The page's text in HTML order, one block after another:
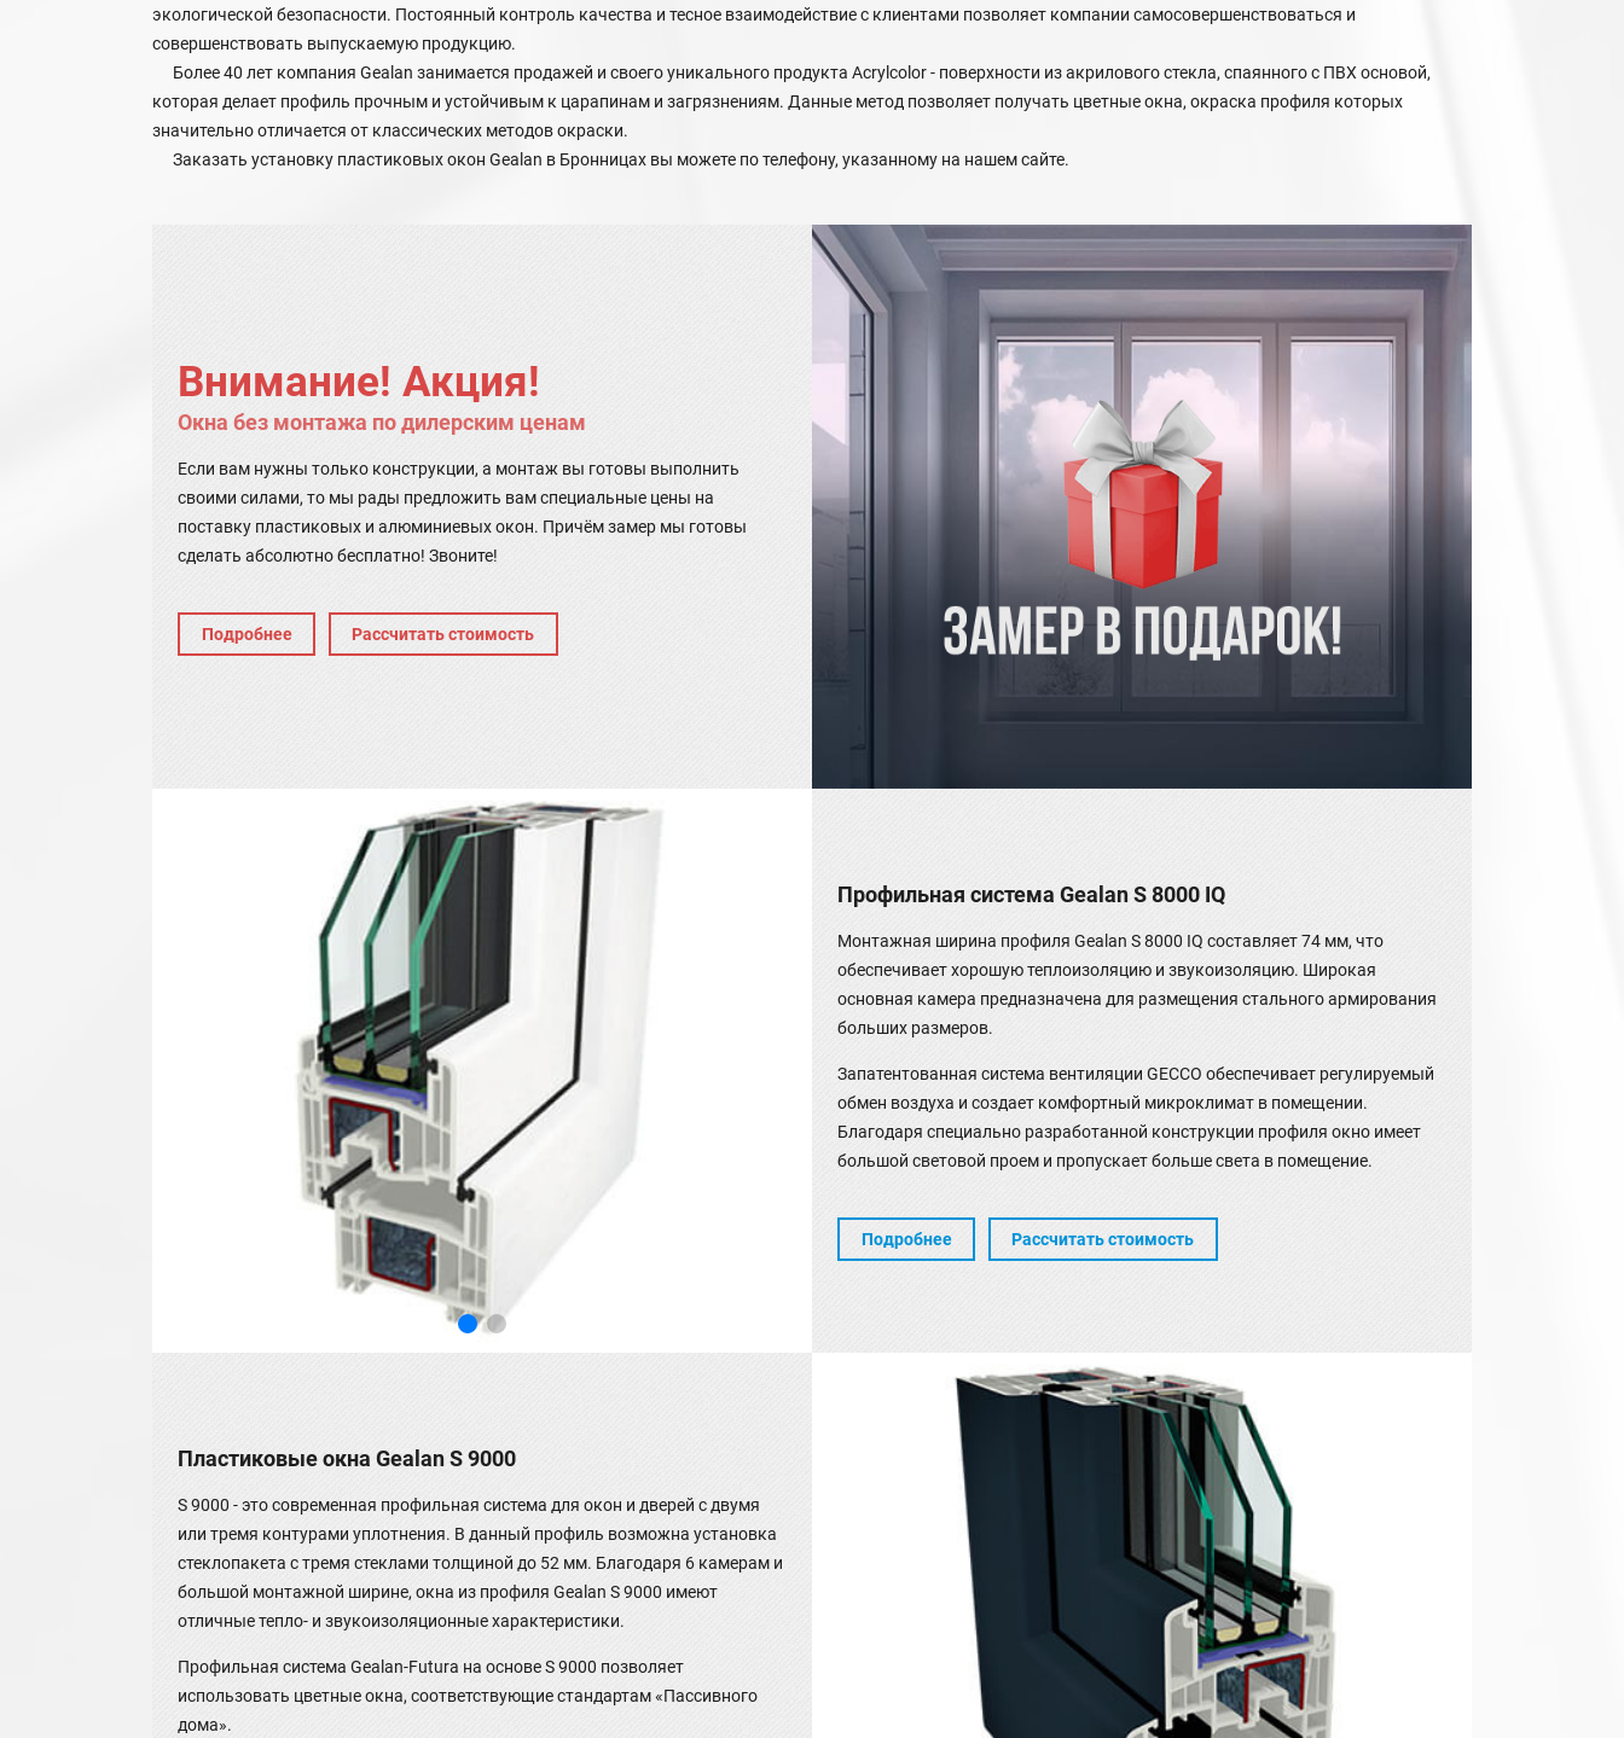
экологической безопасности. Постоянный контроль качества и тесное взаимодействие с клиентами позволяет компании самосовершенствоваться и
совершенствовать выпускаемую продукцию.
Более 40 лет компания Gealan занимается продажей и своего уникального продукта Acrylcolor - поверхности из акрилового стекла, спаянного с ПВХ основой,
которая делает профиль прочным и устойчивым к царапинам и загрязнениям. Данные метод позволяет получать цветные окна, окраска профиля которых
значительно отличается от классических методов окраски.
Заказать установку пластиковых окон Gealan в Бронницах вы можете по телефону, указанному на нашем сайте.
Внимание! Акция!
Окна без монтажа по дилерским ценам
Если вам нужны только конструкции, а монтаж вы готовы выполнить
своими силами, то мы рады предложить вам специальные цены на
поставку пластиковых и алюминиевых окон. Причём замер мы готовы
сделать абсолютно бесплатно! Звоните!
Подробнее Рассчитать стоимость
Профильная система Gealan S 8000 IQ
Монтажная ширина профиля Gealan S 8000 IQ составляет 74 мм, что
обеспечивает хорошую теплоизоляцию и звукоизоляцию. Широкая
основная камера предназначена для размещения стального армирования
больших размеров.
Запатентованная система вентиляции GECCO обеспечивает регулируемый
обмен воздуха и создает комфортный микроклимат в помещении.
Благодаря специально разработанной конструкции профиля окно имеет
большой световой проем и пропускает больше света в помещение.
Подробнее Рассчитать стоимость
Пластиковые окна Gealan S 9000
S 9000 - это современная профильная система для окон и дверей с двумя
или тремя контурами уплотнения. В данный профиль возможна установка
стеклопакета с тремя стеклами толщиной до 52 мм. Благодаря 6 камерам и
большой монтажной ширине, окна из профиля Gealan S 9000 имеют
отличные тепло- и звукоизоляционные характеристики.
Профильная система Gealan-Futura на основе S 9000 позволяет
использовать цветные окна, соответствующие стандартам «Пассивного
дома».